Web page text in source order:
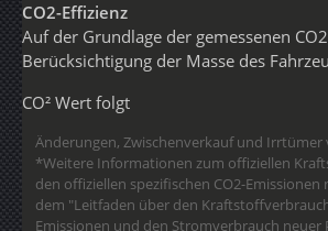
CO2-Effizienz
Auf der Grundlage der gemessenen
Berücksichtigung der Masse des
CO² Wert folgt
Änderungen, Zwischenverkauf und Irrtümer
*Weitere Informationen zum offiziellen
den offiziellen spezifischen CO2-Emissionen
dem "Leitfaden über den
Emissionen und den Stromverbrauch neuer